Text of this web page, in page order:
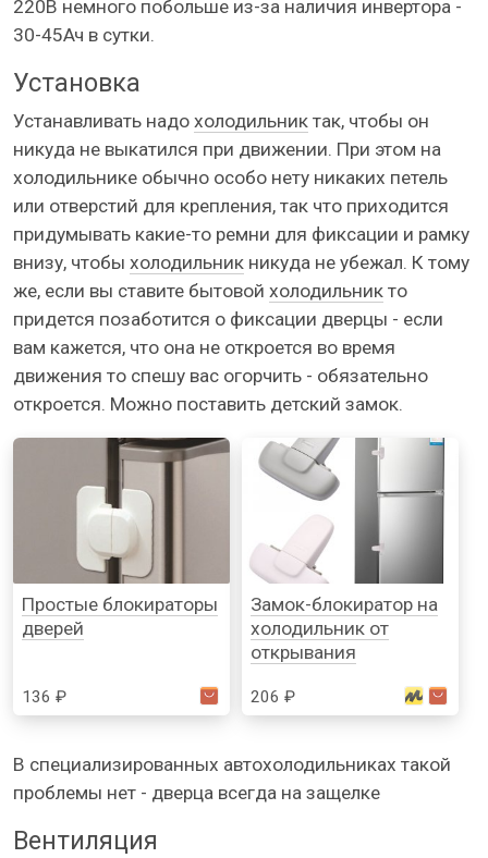
220В немного побольше из-за наличия инвертора -
30-45Ач в сутки.
Установка
Устанавливать надо холодильник так, чтобы он
никуда не выкатился при движении. При этом на
холодильнике обычно особо нету никаких петель
или отверстий для крепления, так что приходится
придумывать какие-то ремни для фиксации и рамку
внизу, чтобы холодильник никуда не убежал. К тому
же, если вы ставите бытовой холодильник то
придется позаботится о фиксации дверцы - если
вам кажется, что она не откроется во время
движения то спешу вас огорчить - обязательно
откроется. Можно поставить детский замок.
Простые блокираторы
дверей
136 ₽
Замок-блокиратор на
холодильник от
открывания
206 ₽
В специализированных автохолодильниках такой
проблемы нет - дверца всегда на защелке
Вентиляция